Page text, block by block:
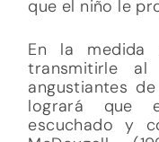
que el niño le
En la medida
transmitirle al
angustiantes
logrará que
escuchado y